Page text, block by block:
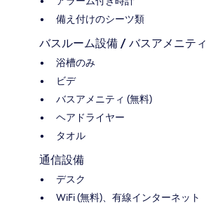
備え付けのシーツ類
バスルーム設備 / バスアメニティ
浴槽のみ
ビデ
バスアメニティ (無料)
ヘアドライヤー
タオル
通信設備
デスク
WiFi (無料)、有線インターネット